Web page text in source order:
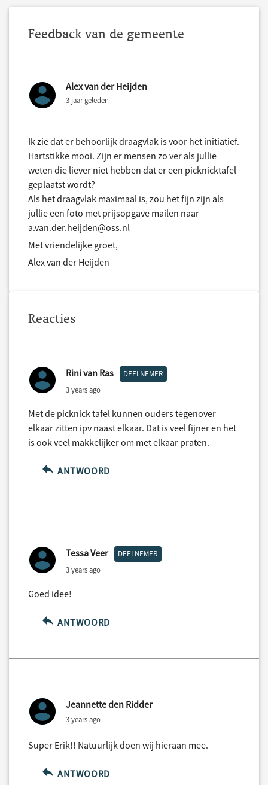
Feedback van de gemeente
Alex van der Heijden
3 jaar geleden
Ik zie dat er behoorlijk draagvlak is voor het initiatief.
Hartstikke mooi. Zijn er mensen zo ver als jullie
weten die liever niet hebben dat er een picknicktafel
geplaatst wordt?
Als het draagvlak maximaal is, zou het fijn zijn als
jullie een foto met prijsopgave mailen naar
a.van.der.heijden@oss.nl
Met vriendelijke groet,
Alex van der Heijden
Reacties
Rini van Ras DEELNEMER
3 years ago
Met de picknick tafel kunnen ouders tegenover
elkaar zitten ipv naast elkaar. Dat is veel fijner en het
is ook veel makkelijker om met elkaar praten.
ANTWOORD
Tessa Veer DEELNEMER
3 years ago
Goed idee!
ANTWOORD
Jeannette den Ridder
3 years ago
Super Erik!! Natuurlijk doen wij hieraan mee.
ANTWOORD